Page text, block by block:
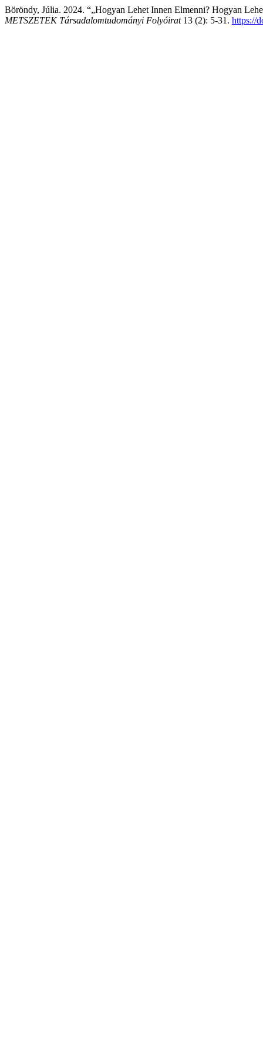
Böröndy, Júlia. 2024. “„Hogyan Lehet Innen Elmenni? Hogyan
METSZETEK Társadalomtudományi Folyóirat13 (2): 5-31. https://